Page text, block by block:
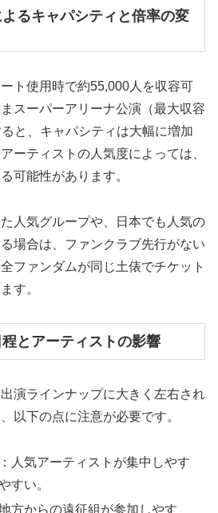
るキャパシティと倍率の変
ト使用時で約55,000人を収容可
スーパーアリーナ公演（最大収容
と、キャパシティは大幅に増加
ーティストの人気度によっては、
可能性があります。
人気グループや、日本でも人気の
場合は、ファンクラブ先行がない
ファンダムが同じ土俵でチケット
す。
とアーティストの影響
演ラインナップに大きく左右され
以下の点に注意が必要です。
：人気アーティストが集中しやす
すい。
地方からの遠征組が参加しやす